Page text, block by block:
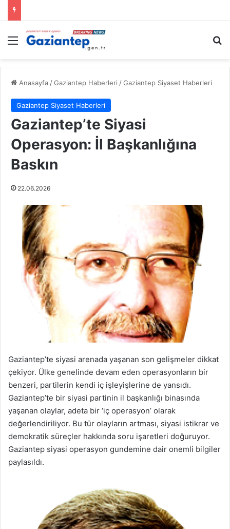
Menü
Anasayfa /Gaziantep Haberleri /Gaziantep Siyaset Haberleri
Gaziantep Siyaset Haberleri
Gaziantep’te Siyasi
Operasyon: İl Başkanlığına
Baskın
22.06.2026
Gaziantep’te siyasi arenada yaşanan son gelişmeler dikkat
çekiyor. Ülke genelinde devam eden operasyonların bir
benzeri, partilerin kendi iç işleyişlerine de yansıdı.
Gaziantep’te bir siyasi partinin il başkanlığı binasında
yaşanan olaylar, adeta bir ‘iç operasyon’ olarak
değerlendiriliyor. Bu tür olayların artması, siyasi istikrar ve
demokratik süreçler hakkında soru işaretleri doğuruyor.
Gaziantep siyasi operasyon gundemine dair onemli bilgiler
paylasıldı.